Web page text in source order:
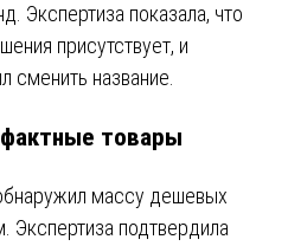
Экспертиза показала, что
присутствует, и
название.
товары
массу дешевых
Экспертиза подтвердила